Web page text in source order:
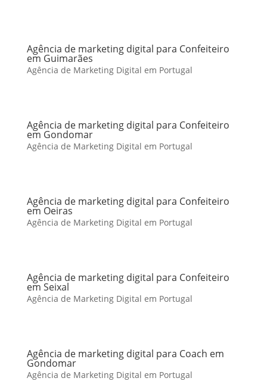
Agência de marketing digital para Confeiteiro
em Guimarães
Agência de Marketing Digital em Portugal
Agência de marketing digital para Confeiteiro
em Gondomar
Agência de Marketing Digital em Portugal
Agência de marketing digital para Confeiteiro
em Oeiras
Agência de Marketing Digital em Portugal
Agência de marketing digital para Confeiteiro
em Seixal
Agência de Marketing Digital em Portugal
Agência de marketing digital para Coach em
Gondomar
Agência de Marketing Digital em Portugal